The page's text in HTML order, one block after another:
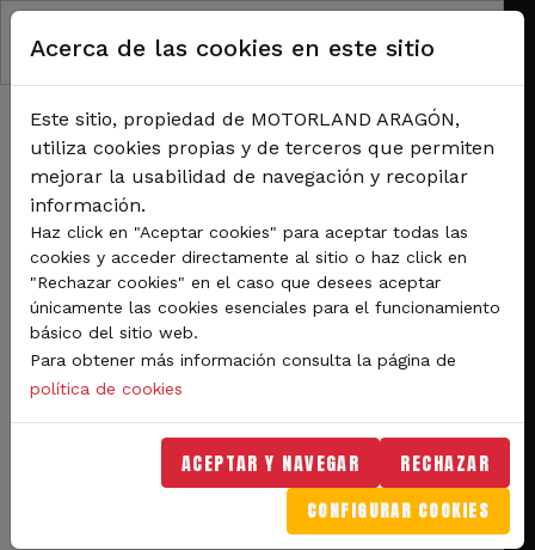
Pasar al contenido principal
RUTA DE NAVEGACIÓN
Pure ETCR, el primer Campeonato Internacional de turismos eléctricos, elige el
circuito de MotorLand Aragón
Pure ETCR, el primer
Campeonato Internacional
de turismos eléctricos,
elige el circuito de
MotorLand Aragón
Acerca de las cookies en este sitio
Este sitio, propiedad de MOTORLAND ARAGÓN,
utiliza cookies propias y de terceros que permiten
mejorar la usabilidad de navegación y recopilar
información.
Haz click en "Aceptar cookies" para aceptar todas las
cookies y acceder directamente al sitio o haz click en
"Rechazar cookies" en el caso que desees aceptar
únicamente las cookies esenciales para el funcionamiento
básico del sitio web.
Para obtener más información consulta la página de
política de cookies
ACEPTAR Y NAVEGAR RECHAZAR
CONFIGURAR COOKIES